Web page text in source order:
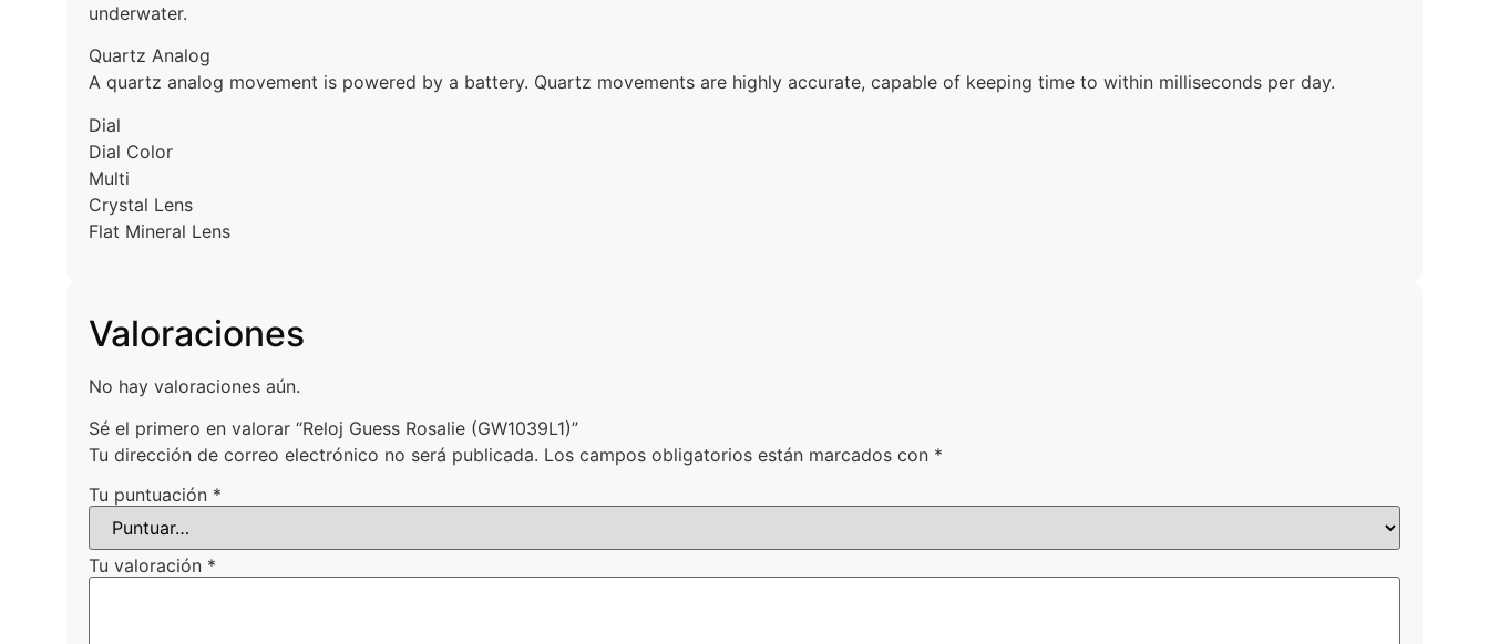
underwater.
Quartz Analog
A quartz analog movement is powered by a battery. Quartz movements are highly accurate, capable of keeping time to within milliseconds per day.
Dial
Dial Color
Multi
Crystal Lens
Flat Mineral Lens
Valoraciones
No hay valoraciones aún.
Sé el primero en valorar “Reloj Guess Rosalie (GW1039L1)”
Tu dirección de correo electrónico no será publicada. Los campos obligatorios están marcados con *
Tu puntuación *
Tu valoración *